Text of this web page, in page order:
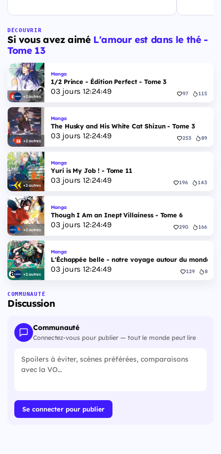
DÉCOUVRIR
Si vous avez aimé L'amour est dans le thé -
Tome 13
+2 autres
Manga
1/2 Prince - Édition Perfect - Tome 3
03jours 12:24:48 97 115
+2 autres
Manga
The Husky and His White Cat Shizun - Tome 3
03jours 12:24:48 253 89
+2 autres
Manga
Yuri is My Job ! - Tome 11
03jours 12:24:48 196 143
+2 autres
Manga
Though I Am an Inept Villainess - Tome 6
03jours 12:24:48 290 166
+2 autres
Manga
L'Échappée belle - notre voyage autour du monde -
03jours 12:24:48 129 8
COMMUNAUTÉ
Discussion
Communauté
Connectez-vous pour publier — tout le monde peut lire
Se connecter pour publier